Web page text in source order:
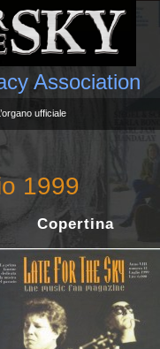
Association
ufficiale
1999
Copertina